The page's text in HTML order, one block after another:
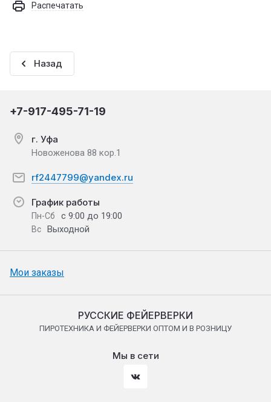
Распечатать
Назад
+7-917-495-71-19
г. Уфа
Новоженова 88 кор.1
rf2447799@yandex.ru
График работы
Пн-Сб с 9:00 до 19:00
Вс Выходной
Мои заказы
РУССКИЕ ФЕЙЕРВЕРКИ
ПИРОТЕХНИКА И ФЕЙЕРВЕРКИ ОПТОМ И В РОЗНИЦУ
Мы в сети